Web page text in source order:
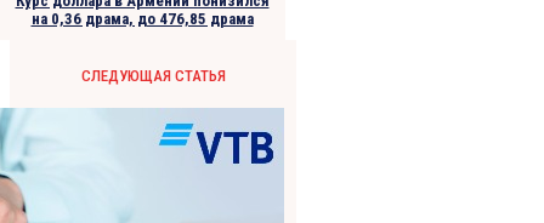
на 0,36 драма, до 476,85 драма
СЛЕДУЮЩАЯ СТАТЬЯ